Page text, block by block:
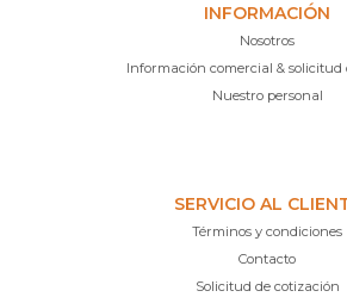
INFORMACIÓN
Nosotros
Información comercial & solicitud
Nuestro personal
SERVICIO AL
Términos y condiciones
Contacto
Solicitud de cotización